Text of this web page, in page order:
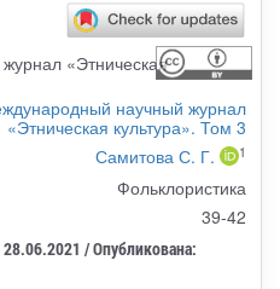
научный журнал
«Этническая культура». Том 3
Самитова С. Г. 1
Фольклористика
39-42
/ Опубликована: